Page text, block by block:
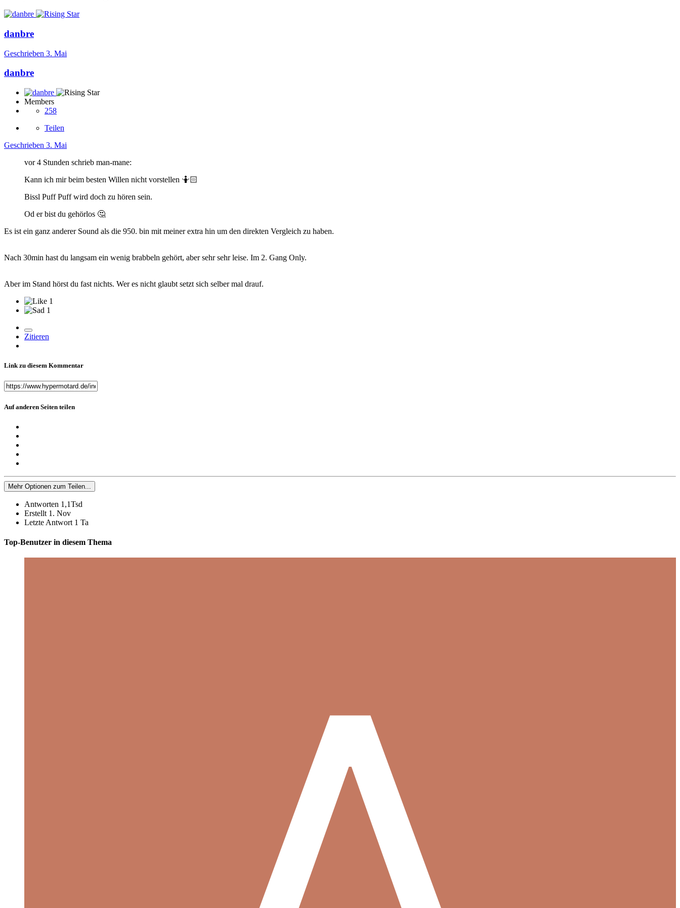
danbre
Geschrieben 3. Mai
danbre
Members
258
Teilen
Geschrieben 3. Mai
vor 4 Stunden schrieb man-mane:
Kann ich mir beim besten Willen nicht vorstellen 🤷🏻
Bissl Puff Puff wird doch zu hören sein.
Od er bist du gehörlos 🤔
Es ist ein ganz anderer Sound als die 950. bin mit meiner extra hin um den direkten Vergleich zu haben.
Nach 30min hast du langsam ein wenig brabbeln gehört, aber sehr sehr leise. Im 2. Gang Only.
Aber im Stand hörst du fast nichts. Wer es nicht glaubt setzt sich selber mal drauf.
1
1
Zitieren
Link zu diesem Kommentar
Auf anderen Seiten teilen
Mehr Optionen zum Teilen...
Antworten 1,1Tsd
Erstellt 1. Nov
Letzte Antwort 1 Ta
Top-Benutzer in diesem Thema